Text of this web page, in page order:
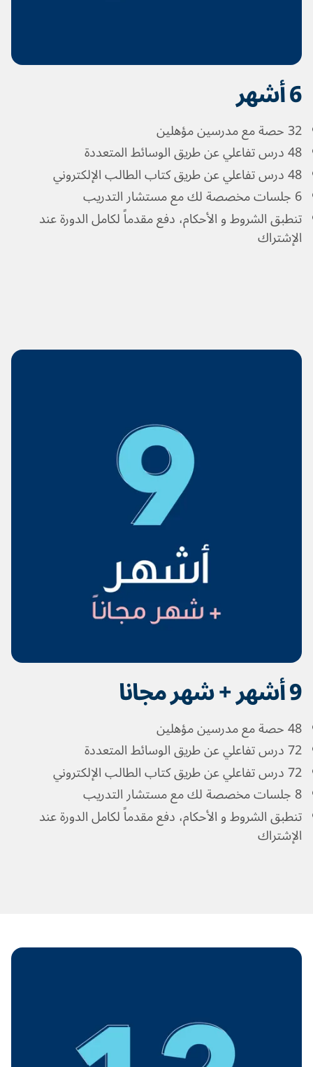
6 أشهر
32 حصة مع مدرسين مؤهلين
48 درس تفاعلي عن طريق الوسائط المتعددة
48 درس تفاعلي عن طريق كتاب الطالب الإلكتروني
6 جلسات مخصصة لك مع مستشار التدريب
تنطبق الشروط و الأحكام، دفع مقدماً لكامل الدورة عند
الإشتراك
9 أشهر + شهر مجانا
48 حصة مع مدرسين مؤهلين
72 درس تفاعلي عن طريق الوسائط المتعددة
72 درس تفاعلي عن طريق كتاب الطالب الإلكتروني
8 جلسات مخصصة لك مع مستشار التدريب
تنطبق الشروط و الأحكام، دفع مقدماً لكامل الدورة عند
الإشتراك